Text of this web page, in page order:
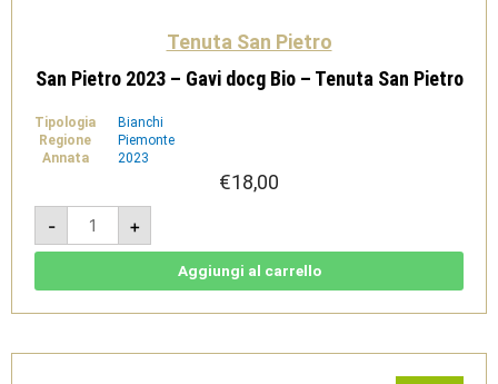
Tenuta San Pietro
San Pietro 2023 – Gavi docg Bio – Tenuta San Pietro
Tipologia
Bianchi
Regione
Piemonte
Annata
2023
€18,00
-
San
Pietro
2023
-
-
Pietro
+
Aggiungi al carrello